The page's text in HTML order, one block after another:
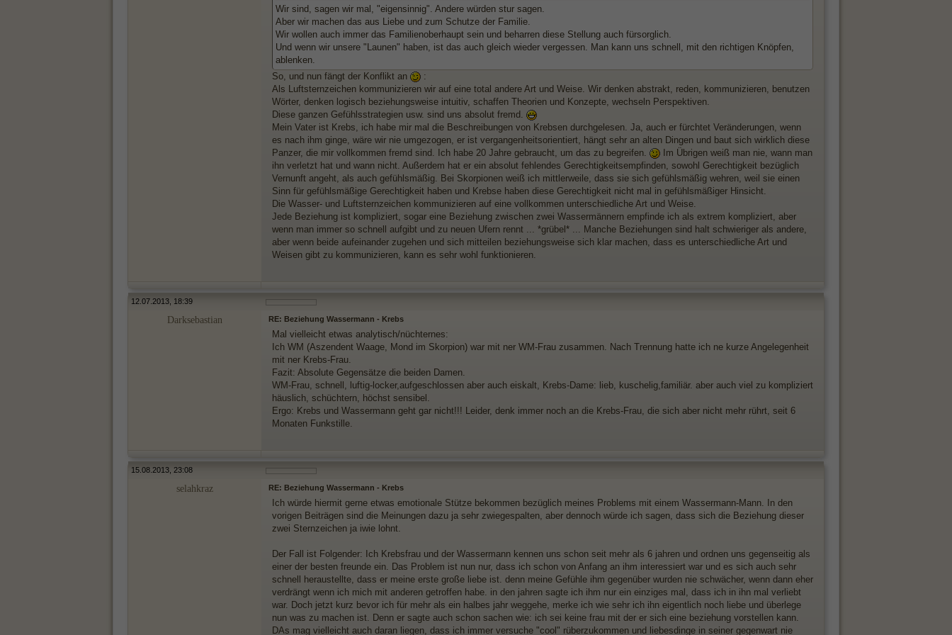
Wir sind, sagen wir mal, "eigensinnig". Andere würden stur sagen.
Aber wir machen das aus Liebe und zum Schutze der Familie.
Wir wollen auch immer das Familienoberhaupt sein und beharren diese Stellung auch fürsorglich.
Und wenn wir unsere "Launen" haben, ist das auch gleich wieder vergessen. Man kann uns schnell, mit den richtigen Knöpfen,
ablenken.
So, und nun fängt der Konflikt an
:
Als Luftsternzeichen kommunizieren wir auf eine total andere Art und Weise. Wir denken abstrakt, reden, kommunizieren, benutzen
Wörter, denken logisch beziehungsweise intuitiv, schaffen Theorien und Konzepte, wechseln Perspektiven.
Diese ganzen Gefühlsstrategien usw. sind uns absolut fremd.
Mein Vater ist Krebs, ich habe mir mal die Beschreibungen von Krebsen durchgelesen. Ja, auch er fürchtet Veränderungen, wenn
es nach ihm ginge, wäre wir nie umgezogen, er ist vergangenheitsorientiert, hängt sehr an alten Dingen und baut sich wirklich diese
Panzer, die mir vollkommen fremd sind. Ich habe 20 Jahre gebraucht, um das zu begreifen.
Im Übrigen weiß man nie, wann man
ihn verletzt hat und wann nicht. Außerdem hat er ein absolut fehlendes Gerechtigkeitsempfinden, sowohl Gerechtigkeit bezüglich
Vernunft angeht, als auch gefühlsmäßig. Bei Skorpionen weiß ich mittlerweile, dass sie sich gefühlsmäßig wehren, weil sie einen
Sinn für gefühlsmäßige Gerechtigkeit haben und Krebse haben diese Gerechtigkeit nicht mal in gefühlsmäßiger Hinsicht.
Die Wasser- und Luftsternzeichen kommunizieren auf eine vollkommen unterschiedliche Art und Weise.
Jede Beziehung ist kompliziert, sogar eine Beziehung zwischen zwei Wassermännern empfinde ich als extrem kompliziert, aber
wenn man immer so schnell aufgibt und zu neuen Ufern rennt ... *grübel* ... Manche Beziehungen sind halt schwieriger als andere,
aber wenn beide aufeinander zugehen und sich mitteilen beziehungsweise sich klar machen, dass es unterschiedliche Art und
Weisen gibt zu kommunizieren, kann es sehr wohl funktionieren.
12.07.2013, 18:39
Darksebastian RE: Beziehung Wassermann - Krebs
Mal vielleicht etwas analytisch/nüchternes:
Ich WM (Aszendent Waage, Mond im Skorpion) war mit ner WM-Frau zusammen. Nach Trennung hatte ich ne kurze Angelegenheit
mit ner Krebs-Frau.
Fazit: Absolute Gegensätze die beiden Damen.
WM-Frau, schnell, luftig-locker,aufgeschlossen aber auch eiskalt, Krebs-Dame: lieb, kuschelig,familiär. aber auch viel zu kompliziert
häuslich, schüchtern, höchst sensibel.
Ergo: Krebs und Wassermann geht gar nicht!!! Leider, denk immer noch an die Krebs-Frau, die sich aber nicht mehr rührt, seit 6
Monaten Funkstille.
15.08.2013, 23:08
selahkraz RE: Beziehung Wassermann - Krebs
Ich würde hiermit gerne etwas emotionale Stütze bekommen bezüglich meines Problems mit einem Wassermann-Mann. In den
vorigen Beiträgen sind die Meinungen dazu ja sehr zwiegespalten, aber dennoch würde ich sagen, dass sich die Beziehung dieser
zwei Sternzeichen ja iwie lohnt.
Der Fall ist Folgender: Ich Krebsfrau und der Wassermann kennen uns schon seit mehr als 6 jahren und ordnen uns gegenseitig als
einer der besten freunde ein. Das Problem ist nun nur, dass ich schon von Anfang an ihm interessiert war und es sich auch sehr
schnell heraustellte, dass er meine erste große liebe ist. denn meine Gefühle ihm gegenüber wurden nie schwächer, wenn dann eher
verdrängt wenn ich mich mit anderen getroffen habe. in den jahren sagte ich ihm nur ein einziges mal, dass ich in ihn mal verliebt
war. Doch jetzt kurz bevor ich für mehr als ein halbes jahr weggehe, merke ich wie sehr ich ihn eigentlich noch liebe und überlege
nun was zu machen ist. Denn er sagte auch schon sachen wie: ich sei keine frau mit der er sich eine beziehung vorstellen kann.
DAs mag vielleicht auch daran liegen, dass ich immer versuche "cool" rüberzukommen und liebesdinge in seiner gegenwart nie